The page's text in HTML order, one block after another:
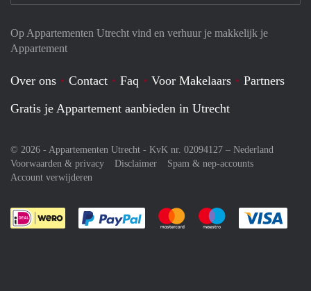
Op Appartementen Utrecht vind en verhuur je makkelijk je
Appartement
Over ons Contact Faq Voor Makelaars
Partners
Gratis je Appartement aanbieden in Utrecht
© 2026 - Appartementen Utrecht - KvK nr. 02094127 – Nederland
Voorwaarden & privacy
Disclaimer
Spam & nep-accounts
Account verwijderen
Je rekent gemakkelijk af met Paypal
Je rekent gemakkelijk af met
Je rekent